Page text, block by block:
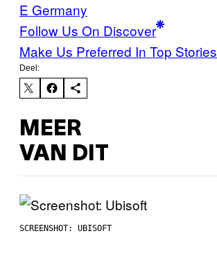
E Germany
Follow Us On Discover
Make Us Preferred In Top Stories
Deel:
MEER
VAN DIT
SCREENSHOT: UBISOFT